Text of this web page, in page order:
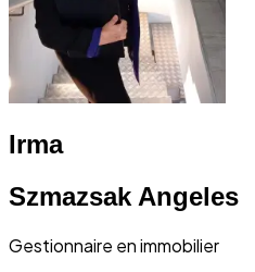
Irma
Szmazsak Angeles
Gestionnaire en immobilier